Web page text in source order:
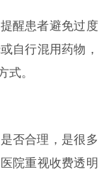
醒患者避免过度
自行混用药物，
式。
否合理，是很多
院重视收费透明